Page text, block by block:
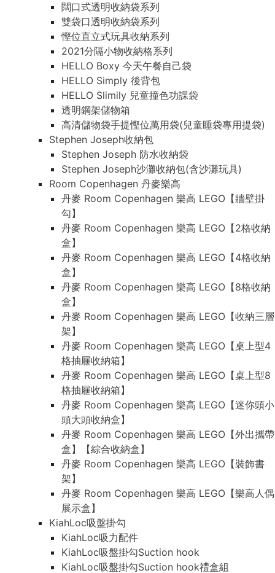
闊口式透明收納袋系列
雙袋口透明收納袋系列
慳位直立式玩具收納系列
2021分隔小物收納格系列
HELLO Boxy 今天午餐自己袋
HELLO Simply 後背包
HELLO Slimily 兒童撞色功課袋
透明鋼架儲物箱
高清儲物袋手提慳位萬用袋(兒童睡袋專用提袋)
Stephen Joseph收納包
Stephen Joseph 防水收納袋
Stephen Joseph沙灘收納包(含沙灘玩具)
Room Copenhagen 丹麥樂高
丹麥 Room Copenhagen 樂高 LEGO【牆壁掛
勾】
丹麥 Room Copenhagen 樂高 LEGO【2格收納
盒】
丹麥 Room Copenhagen 樂高 LEGO【4格收納
盒】
丹麥 Room Copenhagen 樂高 LEGO【8格收納
盒】
丹麥 Room Copenhagen 樂高 LEGO【收納三層
架】
丹麥 Room Copenhagen 樂高 LEGO【桌上型4
格抽屜收納箱】
丹麥 Room Copenhagen 樂高 LEGO【桌上型8
格抽屜收納箱】
丹麥 Room Copenhagen 樂高 LEGO【迷你頭小
頭大頭收納盒】
丹麥 Room Copenhagen 樂高 LEGO【外出攜帶
盒】【綜合收納盒】
丹麥 Room Copenhagen 樂高 LEGO【裝飾書
架】
丹麥 Room Copenhagen 樂高 LEGO【樂高人偶
展示盒】
KiahLoc吸盤掛勾
KiahLoc吸力配件
KiahLoc吸盤掛勾Suction hook
KiahLoc吸盤掛勾Suction hook禮盒組